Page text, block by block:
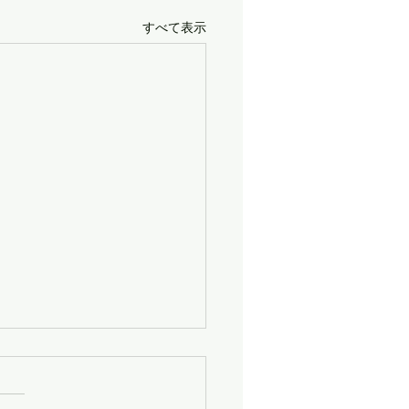
すべて表示
（日）の「かもちゃん